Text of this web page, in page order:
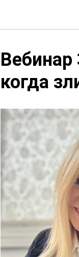
Вебинар
когда